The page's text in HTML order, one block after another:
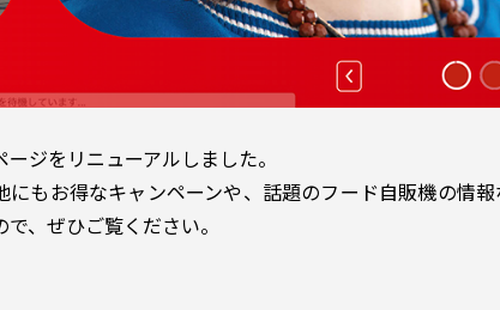
ジをリニューアルしました。
にもお得なキャンペーンや、話題のフード自販機の情
、ぜひご覧ください。